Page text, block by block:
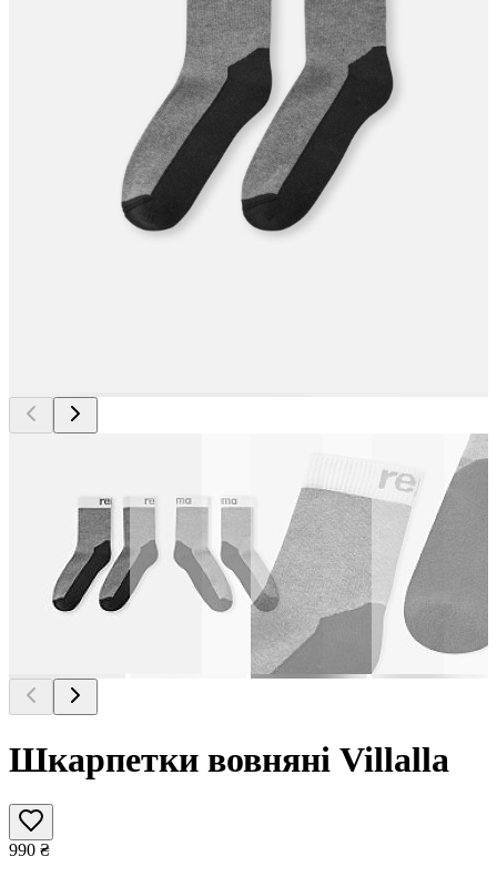
Шкарпетки вовняні Villalla
990 ₴